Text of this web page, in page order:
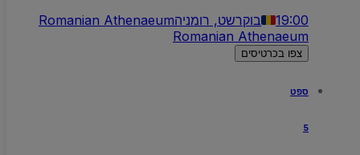
19:00 בוקרשט, רומניהRomanian Athenaeum
Romanian Athenaeum
צפו בכרטיסים
ספט